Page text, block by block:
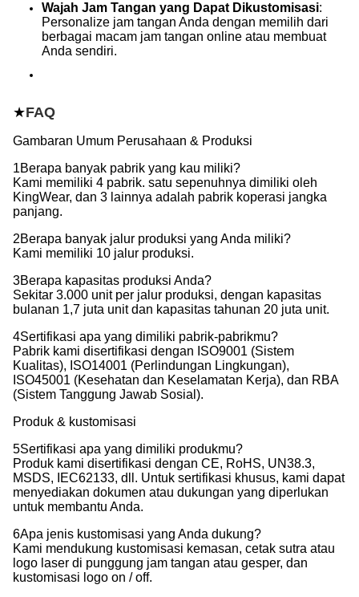
Wajah Jam Tangan yang Dapat Dikustomisasi:
Personalize jam tangan Anda dengan memilih dari
berbagai macam jam tangan online atau membuat
Anda sendiri.
★FAQ
Gambaran Umum Perusahaan & Produksi
1Berapa banyak pabrik yang kau miliki?
Kami memiliki 4 pabrik. satu sepenuhnya dimiliki oleh
KingWear, dan 3 lainnya adalah pabrik koperasi jangka
panjang.
2Berapa banyak jalur produksi yang Anda miliki?
Kami memiliki 10 jalur produksi.
3Berapa kapasitas produksi Anda?
Sekitar 3.000 unit per jalur produksi, dengan kapasitas
bulanan 1,7 juta unit dan kapasitas tahunan 20 juta unit.
4Sertifikasi apa yang dimiliki pabrik-pabrikmu?
Pabrik kami disertifikasi dengan ISO9001 (Sistem
Kualitas), ISO14001 (Perlindungan Lingkungan),
ISO45001 (Kesehatan dan Keselamatan Kerja), dan RBA
(Sistem Tanggung Jawab Sosial).
Produk & kustomisasi
5Sertifikasi apa yang dimiliki produkmu?
Produk kami disertifikasi dengan CE, RoHS, UN38.3,
MSDS, IEC62133, dll. Untuk sertifikasi khusus, kami dapat
menyediakan dokumen atau dukungan yang diperlukan
untuk membantu Anda.
6Apa jenis kustomisasi yang Anda dukung?
Kami mendukung kustomisasi kemasan, cetak sutra atau
logo laser di punggung jam tangan atau gesper, dan
kustomisasi logo on / off.